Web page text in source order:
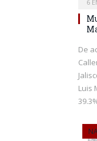
6
De
Luis